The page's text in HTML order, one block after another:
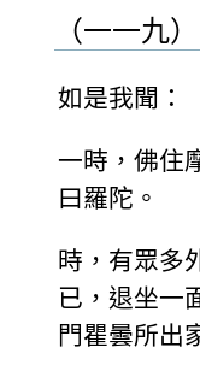
（一一九）
如是我聞：
一時，佛住
曰羅陀。
時，有眾多
已，退坐一
門瞿曇所出